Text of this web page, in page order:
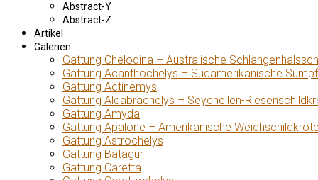
Abstract-Y
Abstract-Z
Artikel
Galerien
Gattung Chelodina – Australische
Gattung Acanthochelys – Südamerikanische
Gattung Actinemys
Gattung Aldabrachelys – Seychellen-
Gattung Amyda
Gattung Apalone – Amerikanische
Gattung Astrochelys
Gattung Batagur
Gattung Caretta